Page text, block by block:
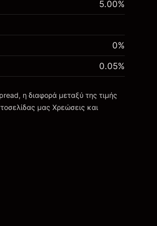
5.00%
0%
0.05%
η διαφορά μεταξύ της τιμής
μας Χρεώσεις και